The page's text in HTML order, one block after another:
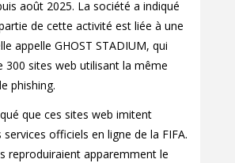
août 2025. La société a indiqué
de cette activité est liée à une
appelle GHOST STADIUM, qui
300 sites web utilisant la même
phishing.
que ces sites web imitent
officiels en ligne de la FIFA.
reproduiraient apparemment le